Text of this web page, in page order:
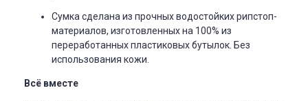
Сумка сделана из прочных водостойких рипстоп-
материалов, изготовленных на 100% из
переработанных пластиковых бутылок. Без
использования кожи.
Всё вместе